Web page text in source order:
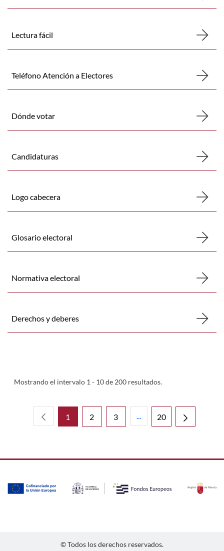
Lectura fácil
Teléfono Atención a Electores
Dónde votar
Candidaturas
Logo cabecera
Glosario electoral
Normativa electoral
Derechos y deberes
Mostrando el intervalo 1 - 10 de 200 resultados.
Página
1
Página
2
Página
3 ...Páginas intermedias
Página
20
© Todos los derechos reservados.